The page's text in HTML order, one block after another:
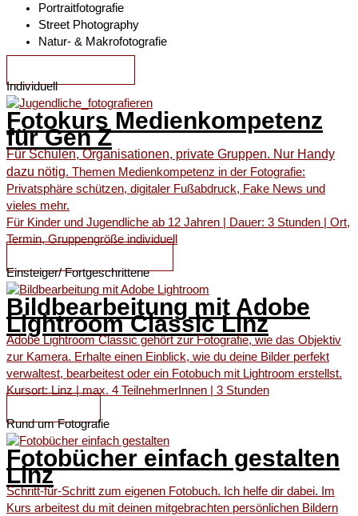
Portraitfotografie
Street Photography
Natur- & Makrofotografie
Individuell
Fotokurs Medienkompetenz
für Gen Z
Für Schulen, Organisationen, private Gruppen. Nur Handy
dazu nötig. Themen Medienkompetenz in der Fotografie:
Privatsphäre schützen, digitaler Fußabdruck, Fake News und
vieles mehr.
Für Kinder und Jugendliche ab 12 Jahren | Dauer: 3 Stunden | Ort,
Termin, Gruppengröße individuell
Einsteiger/ Fortgeschrittene
Bildbearbeitung mit Adobe
Lightroom Classic Linz
Adobe Lightroom Classic gehört zur Fotografie, wie das Objektiv
zur Kamera. Erhalte einen Einblick, wie du deine Bilder perfekt
verwaltest, bearbeitest oder ein Fotobuch mit Lightroom erstellst.
Kursort: Linz | max. 4 TeilnehmerInnen | 3 Stunden
Rund um Fotografie
Fotobücher einfach gestalten
Linz
Schritt-für-Schritt zum eigenen Fotobuch. Ich helfe dir dabei. Im
Kurs arbeitest du mit deinen mitgebrachten persönlichen Bildern